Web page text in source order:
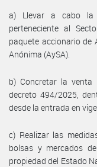
a) Llevar a cabo la
perteneciente al
paquete accionario de
Anónima (AySA).
b) Concretar la
decreto 494/2025,
desde la entrada en
c) Realizar las
bolsas y mercados
propiedad del Estado